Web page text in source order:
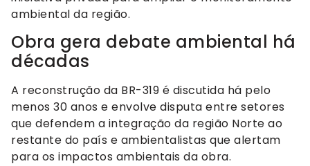
ambiental da região.
Obra gera debate ambiental há
décadas
A reconstrução da BR-319 é discutida há pelo
menos 30 anos e envolve disputa entre setores
que defendem a integração da região Norte ao
restante do país e ambientalistas que alertam
para os impactos ambientais da obra.